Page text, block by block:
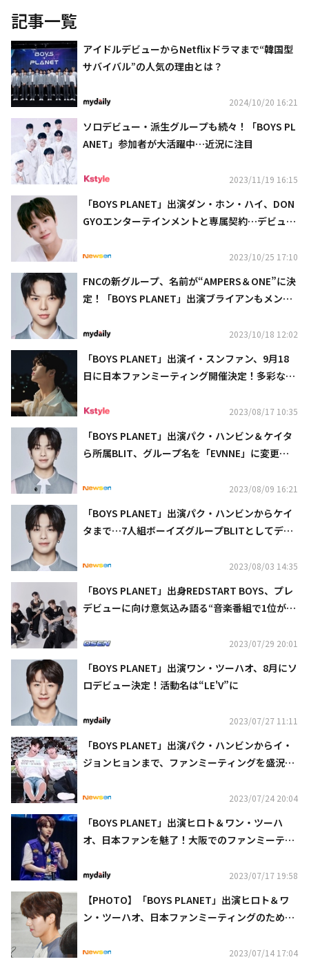
記事一覧
アイドルデビューからNetflixドラマまで“韓国型
サバイバル”の人気の理由とは？
2024/10/20 16:21
ソロデビュー・派生グループも続々！「BOYS PL
ANET」参加者が大活躍中…近況に注目
2023/11/19 16:15
「BOYS PLANET」出演ダン・ホン・ハイ、DON
GYOエンターテインメントと専属契約…デビュー
2023/10/25 17:10
FNCの新グループ、名前が“AMPERS＆ONE”に決
定！「BOYS PLANET」出演ブライアンもメンバ
2023/10/18 12:02
「BOYS PLANET」出演イ・スンファン、9月18
日に日本ファンミーティング開催決定！多彩なコ
2023/08/17 10:35
「BOYS PLANET」出演パク・ハンビン＆ケイタ
ら所属BLIT、グループ名を「EVNNE」に変更
2023/08/09 16:21
「BOYS PLANET」出演パク・ハンビンからケイ
タまで…7人組ボーイズグループBLITとしてデビ
2023/08/03 14:35
「BOYS PLANET」出身REDSTART BOYS、プレ
デビューに向け意気込み語る“音楽番組で1位が
2023/07/29 20:01
「BOYS PLANET」出演ワン・ツーハオ、8月にソ
ロデビュー決定！活動名は“LE'V”に
2023/07/27 11:11
「BOYS PLANET」出演パク・ハンビンからイ・
ジョンヒョンまで、ファンミーティングを盛況裏
2023/07/24 20:04
「BOYS PLANET」出演ヒロト＆ワン・ツーハ
オ、日本ファンを魅了！大阪でのファンミーティ
2023/07/17 19:58
【PHOTO】「BOYS PLANET」出演ヒロト＆ワ
ン・ツーハオ、日本ファンミーティングのため出
2023/07/14 17:04